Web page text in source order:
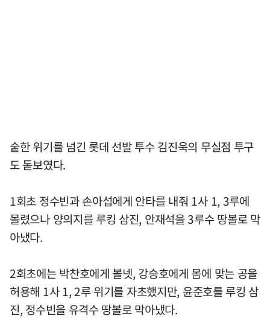
숱한 위기를 넘긴 롯데 선발 투수 김진욱의 무실점 투구
도 돋보였다.
1회초 정수빈과 손아섭에게 안타를 내줘 1사 1, 3루에
몰렸으나 양의지를 루킹 삼진, 안재석을 3루수 땅볼로 막
아냈다.
2회초에는 박찬호에게 볼넷, 강승호에게 몸에 맞는 공을
허용해 1사 1, 2루 위기를 자초했지만, 윤준호를 루킹 삼
진, 정수빈을 유격수 땅볼로 막아냈다.